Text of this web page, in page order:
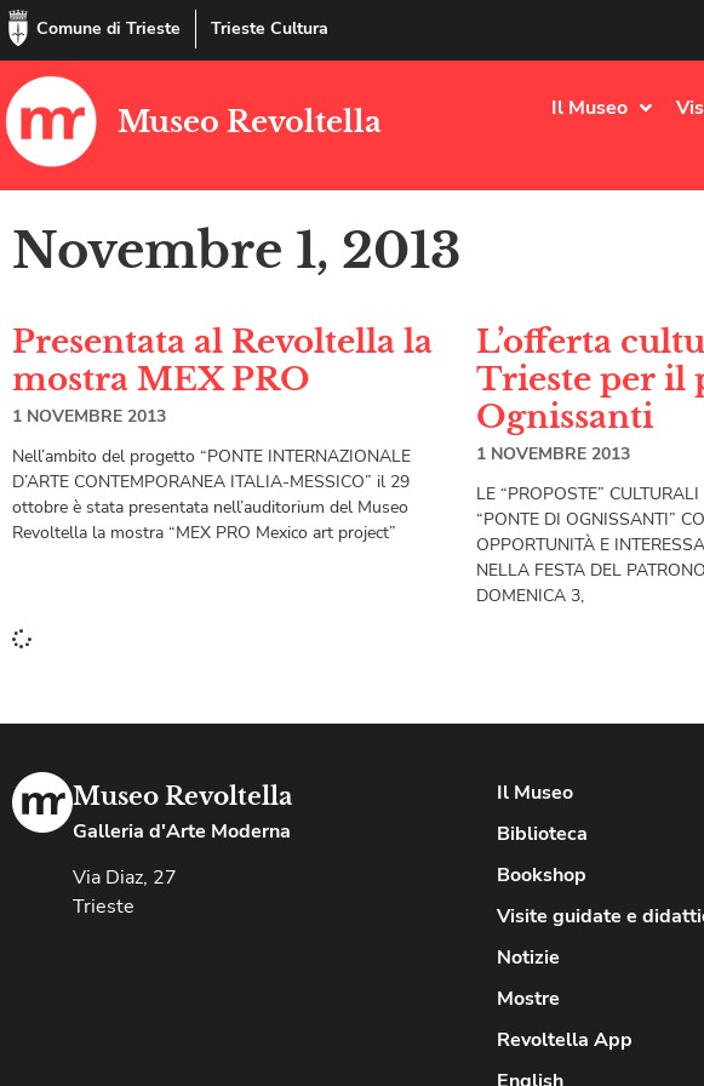
Comune di Trieste Trieste Cultura
Museo Revoltella Il Museo
Novembre 1, 2013
Presentata al Revoltella la
mostra MEX PRO
1 NOVEMBRE 2013
Nell’ambito del progetto “PONTE INTERNAZIONALE
D’ARTE CONTEMPORANEA ITALIA-MESSICO” il 29
ottobre è stata presentata nell’auditorium del Museo
Revoltella la mostra “MEX PRO Mexico art project”
L’offerta
Trieste per il
Ognissanti
1 NOVEMBRE 2013
LE “PROPOSTE”
“PONTE DI OGNISSANTI”
OPPORTUNITÀ E
NELLA FESTA DEL
DOMENICA 3,
Museo Revoltella
Galleria d'Arte Moderna
Via Diaz, 27
Trieste
Il Museo
Biblioteca
Bookshop
Visite guidate e
Notizie
Mostre
Revoltella App